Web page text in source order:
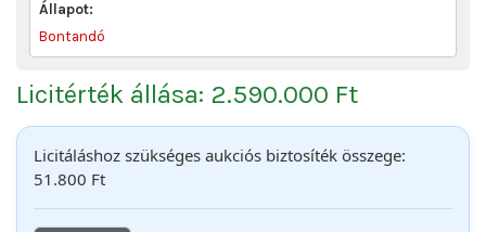
Állapot:
Bontandó
Licitérték állása: 2.590.000 Ft
Licitáláshoz szükséges aukciós biztosíték összege:
51.800 Ft